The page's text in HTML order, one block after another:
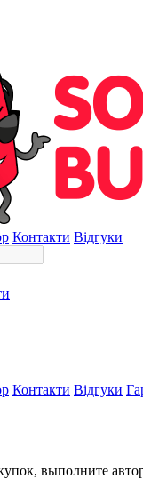
Контакти Відгуки
Контакти Відгуки
выполните